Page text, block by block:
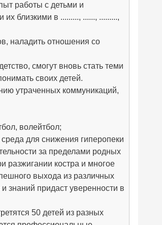
работы с детьми и
близкими в ........., ......, .........,
наладить отношения со
смогут вновь стать теми
своих детей.
утраченных коммуникаций,
волейтбол;
для снижения гиперопеки
за пределами родных
разжигании костра и многое
выхода из различных
знаний придаст уверенности в
50 детей из разных